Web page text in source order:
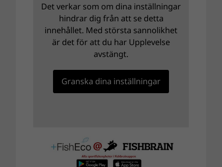
Det verkar som om dina inställningar
hindrar dig från att se detta
innehållet. Med största sannolikhet
är det för att du har Upplevelse
avstängt.
Granska dina inställningar